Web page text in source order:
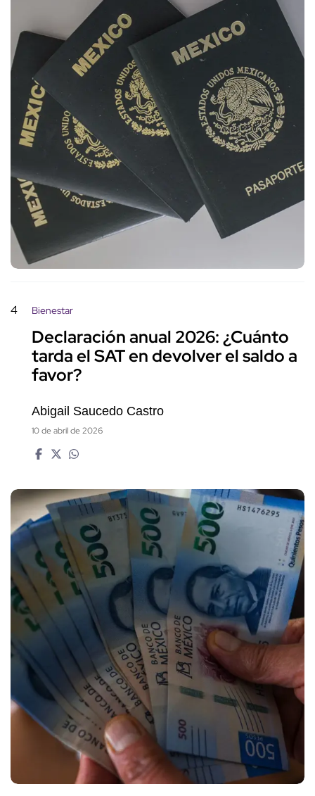
4 Bienestar
Declaración anual 2026: ¿Cuánto
tarda el SAT en devolver el saldo a
favor?
Abigail Saucedo Castro
10 de abril de 2026